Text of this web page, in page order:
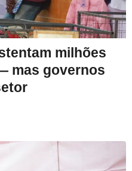
milhões
mas governos